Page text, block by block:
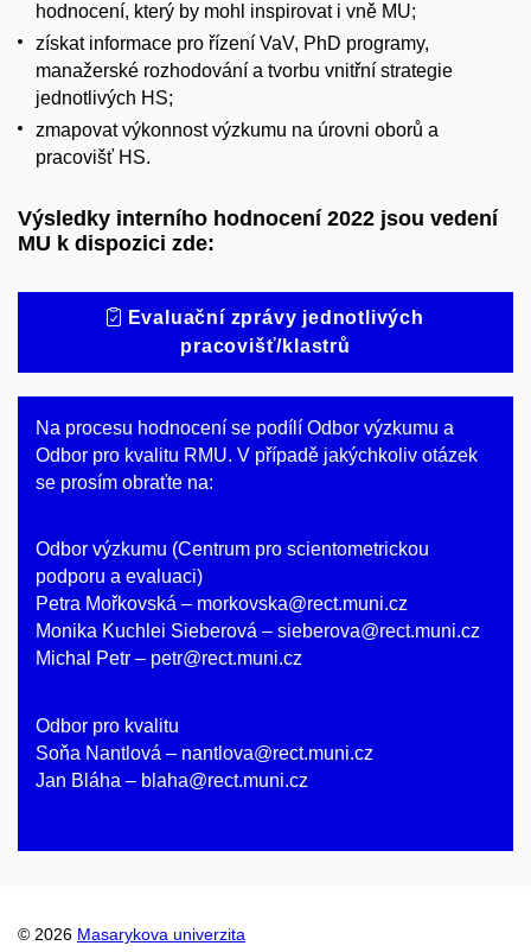
hodnocení, který by mohl inspirovat i vně MU;
získat informace pro řízení VaV, PhD programy,
manažerské rozhodování a tvorbu vnitřní strategie
jednotlivých HS;
zmapovat výkonnost výzkumu na úrovni oborů a
pracovišť HS.
Výsledky interního hodnocení 2022 jsou vedení
MU k dispozici zde:
Evaluační zprávy jednotlivých
pracovišť/klastrů
Na procesu hodnocení se podílí Odbor výzkumu a
Odbor pro kvalitu RMU. V případě jakýchkoliv otázek
se prosím obraťte na:
Odbor výzkumu (Centrum pro scientometrickou
podporu a evaluaci)
Petra Mořkovská – morkovska@rect.muni.cz
Monika Kuchlei Sieberová – sieberova@rect.muni.cz
Michal Petr – petr@rect.muni.cz
Odbor pro kvalitu
Soňa Nantlová – nantlova@rect.muni.cz
Jan Bláha – blaha@rect.muni.cz
© 2026 Masarykova univerzita